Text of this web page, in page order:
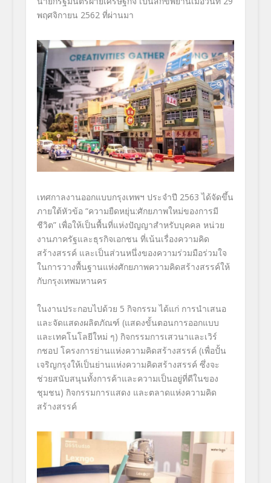
พฤศจิกายน 2562 ที่ผ่านมา
เทศกาลงานออกแบบกรุงเทพฯ ประจำปี 2563 ได้จัดขึ้น
ภายใต้หัวข้อ “ความยืดหยุ่น:ศักยภาพใหม่ของการมี
ชีวิต” เพื่อให้เป็นพื้นที่แห่งปัญญาสำหรับบุคคล หน่วย
งานภาครัฐและธุรกิจเอกชน ที่เน้นเรื่องความคิด
สร้างสรรค์ และเป็นส่วนหนึ่งของความร่วมมือร่วมใจ
ในการวางพื้นฐานแห่งศักยภาพความคิดสร้างสรรค์ให้
กับกรุงเทพมหานคร
ในงานประกอบไปด้วย 5 กิจกรรม ได้แก่ การนำเสนอ
และจัดแสดงผลิตภัณฑ์ (แสดงขั้นตอนการออกแบบ
และเทคโนโลยีใหม่ ๆ) กิจกรรมการเสวนาและเวิร์
กชอป โครงการย่านแห่งความคิดสร้างสรรค์ (เพื่อปั้น
เจริญกรุงให้เป็นย่านแห่งความคิดสร้างสรรค์ ซึ่งจะ
ช่วยสนับสนุนทั้งการค้าและความเป็นอยู่ที่ดีในของ
ชุมชน) กิจกรรมการแสดง และตลาดแห่งความคิด
สร้างสรรค์